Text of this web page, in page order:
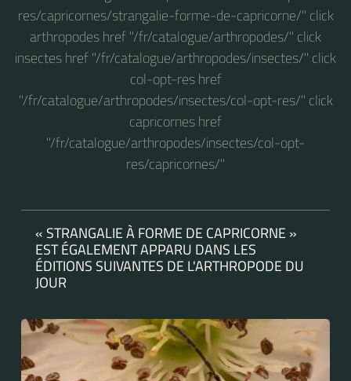
res/capricornes/strangalie-forme-de-capricorne/" click
arthropodes href "/fr/catalogue/arthropodes/" click
insectes href "/fr/catalogue/arthropodes/insectes/" click
col-opt-res href
"/fr/catalogue/arthropodes/insectes/col-opt-res/" click
capricornes href
"/fr/catalogue/arthropodes/insectes/col-opt-
res/capricornes/"
« STRANGALIE À FORME DE CAPRICORNE »
EST ÉGALEMENT APPARU DANS LES
ÉDITIONS SUIVANTES DE L'ARTHROPODE DU
JOUR